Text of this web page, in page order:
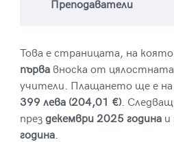
Преподаватели
Това е страницата, на
първавноска от цялостната
учители. Плащането ще е на
399 лева (204,01 €).
през декември 2025 годинаи
година.